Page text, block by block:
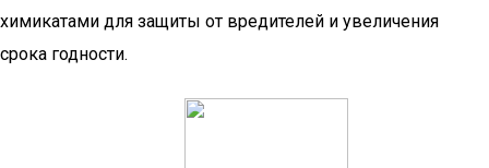
химикатами для защиты от вредителей и увеличения
срока годности.